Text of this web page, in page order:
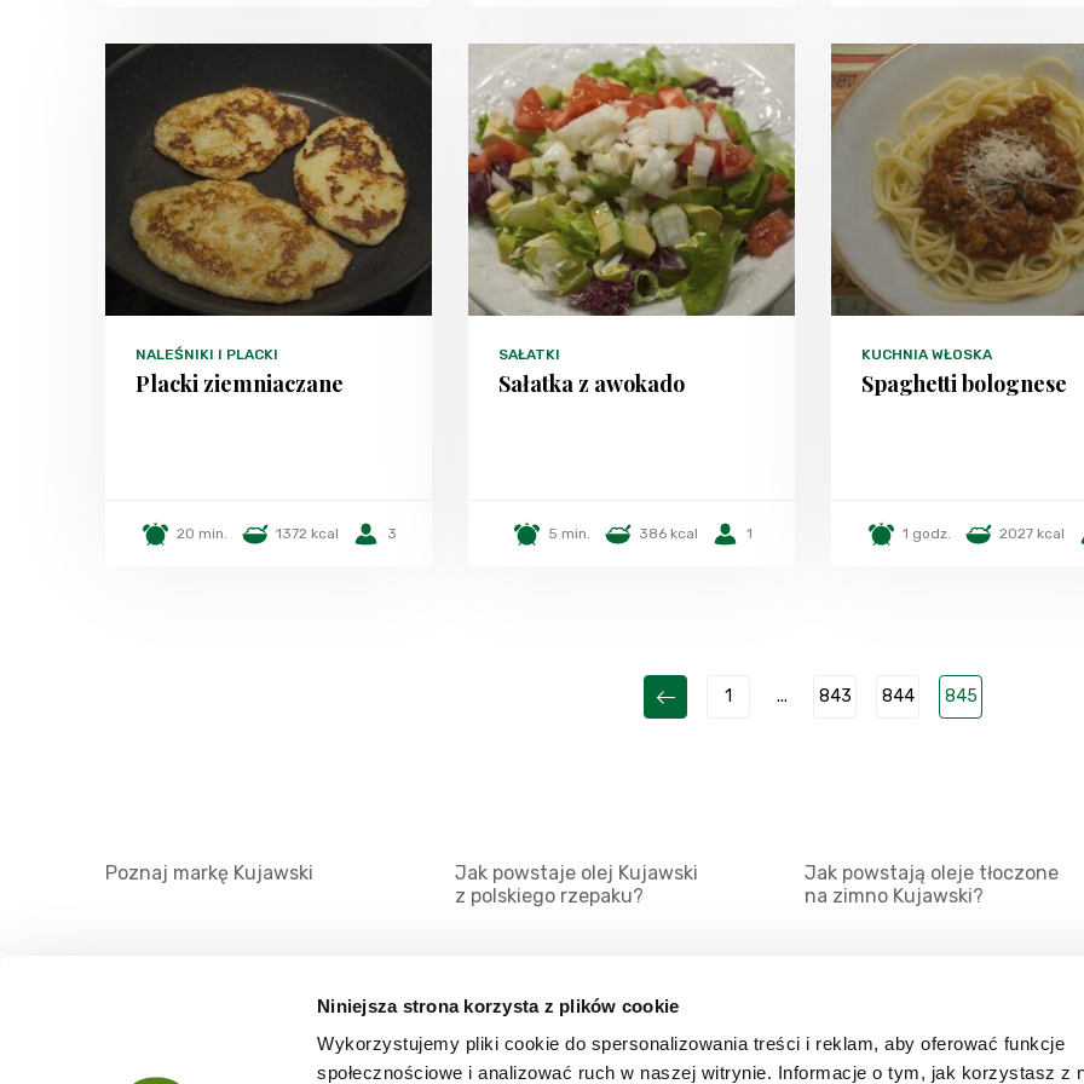
Niniejsza strona korzysta z plików cookie
Wykorzystujemy pliki cookie do spersonalizowania treści i reklam, aby oferować funkcje
społecznościowe i analizować ruch w naszej witrynie. Informacje o tym, jak korzystasz z
NALEŚNIKI I PLACKI
Placki ziemniaczane
20 min. 1372 kcal 3
SAŁATKI
Sałatka z awokado
5 min. 386 kcal 1
KUCHNIA WŁOSKA
Spaghetti bolognese
1 godz. 2027 kcal
1 ... 843 844 845
Poznaj markę Kujawski
Jak powstaje olej Kujawski
z polskiego rzepaku?
Jak powstają oleje tłoczone
na zimno Kujawski?
Mapa serwisu